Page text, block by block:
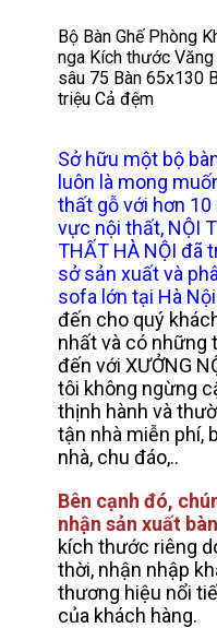
Bộ Bàn Ghế Phòng
nga Kích thước
sâu 75 Bàn 65x130
triệu Cả đệm
Sở hữu một bộ
luôn là mong
thất gỗ với hơn
vực nội thất, NỘI
THẤT HÀ NỘI đã
sở sản xuất và
sofa lớn tại Hà
đến cho quý
nhất và có những
đến với XƯỞNG
tôi không ngừng
thịnh hành và
tận nhà miễn phí,
nhà, chu đáo,..
Bên cạnh đó,
nhận sản xuất
kích thước riêng
thời, nhận nhập
thương hiệu nổi
của khách hàng.